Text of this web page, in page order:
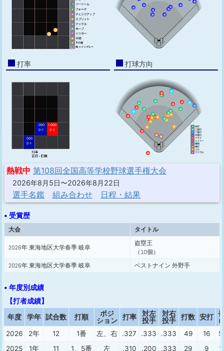
打率
.000
0-1
1.000
2-2
.000
0-1
打球方向
熱戦中 第108回全国高等学校野球選手権大会
2026年8月5日〜2026年8月22日
選手名鑑 組み合わせ 日程・結果
• 受賞歴
大会 タイトル
2026年 東海地区大学春季 岐阜
盗塁王
（10個）
2026年 東海地区大学春季 岐阜
ベストナイン 外野手
• 年度別成績
【打者成績】
年度
学年 試合数 打順
ポジ
ション
打率
対左
投手
対右
投手
打数 安打
(
2026
2年 12 1番 左、右 .327 .333 .333 49 16
2025
1年 11 1、5番 左 .310 .200 .333 29 9